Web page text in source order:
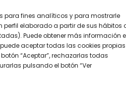
para fines analíticos y para mostrarle
elaborado a partir de sus hábitos
Puede obtener más información
aceptar todas las cookies
“Aceptar”, rechazarlas todas
pulsando el botón “Ver